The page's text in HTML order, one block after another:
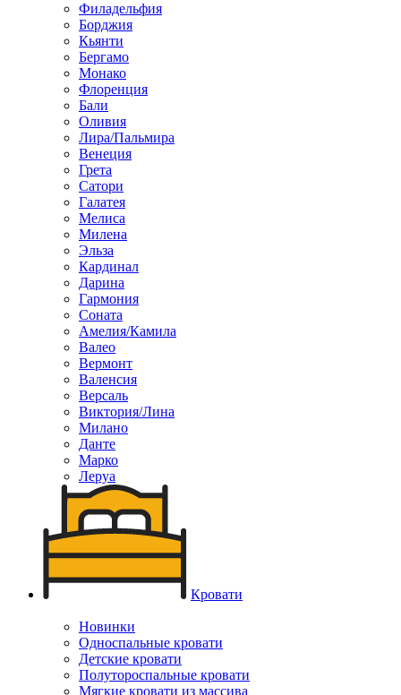
Филадельфия
Борджия
Кьянти
Бергамо
Монако
Флоренция
Бали
Оливия
Лира/Пальмира
Венеция
Грета
Сатори
Галатея
Мелиса
Милена
Эльза
Кардинал
Дарина
Гармония
Соната
Амелия/Камила
Валео
Вермонт
Валенсия
Версаль
Виктория/Лина
Милано
Данте
Марко
Леруа
Кровати
Новинки
Односпальные кровати
Детские кровати
Полутороспальные кровати
Мягкие кровати из массива